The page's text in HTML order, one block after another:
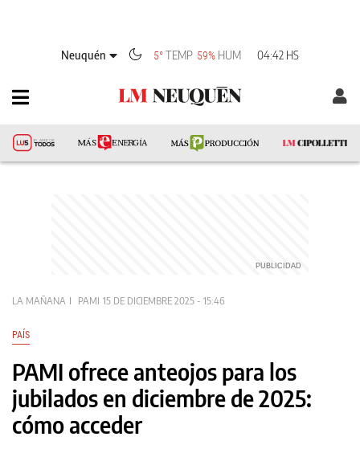
Neuquén 5°TEMP 59% HUM 04:42 HS
LA MAÑANA PAMI 15 DE DICIEMBRE 2025 - 15:46
PAÍS
PAMI ofrece anteojos para los
jubilados en diciembre de 2025:
cómo acceder